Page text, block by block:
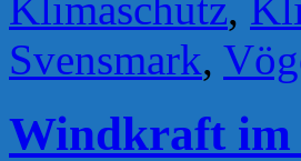
Svensmark,
Windkraft im